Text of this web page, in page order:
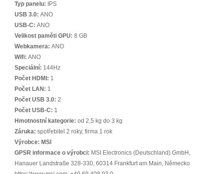
Typ panelu:
IPS
USB 3.0: ANO
USB-C: ANO
Velikost paměti GPU: 8 GB
Webkamera: ANO
Wifi: ANO
Speciální: 144Hz
Počet HDMI: 1
Počet LAN: 1
Počet USB 3.0: 2
Počet USB-C: 1
Hmotnostní kategorie: od 2,5 kg do 3 kg
Záruka: spotřebitel 2 roky, firma 1 rok
Výrobce: MSI
GPSR informace o výrobci: MSI Electronics (Deutschland) GmbH,
Hanauer Landstraße 328-330, 60314 Frankfurt am Main, Německo